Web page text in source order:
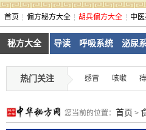
首页 偏方秘方大全 胡兵偏方大全 中
秘方大全 导读 呼吸系统 泌尿
热门关注 感冒 咳嗽
您当前的位置： 首页 >